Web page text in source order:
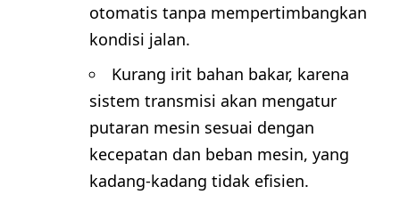
otomatis tanpa mempertimbangkan
kondisi jalan.
Kurang irit bahan bakar, karena
sistem transmisi akan mengatur
putaran mesin sesuai dengan
kecepatan dan beban mesin, yang
kadang-kadang tidak efisien.